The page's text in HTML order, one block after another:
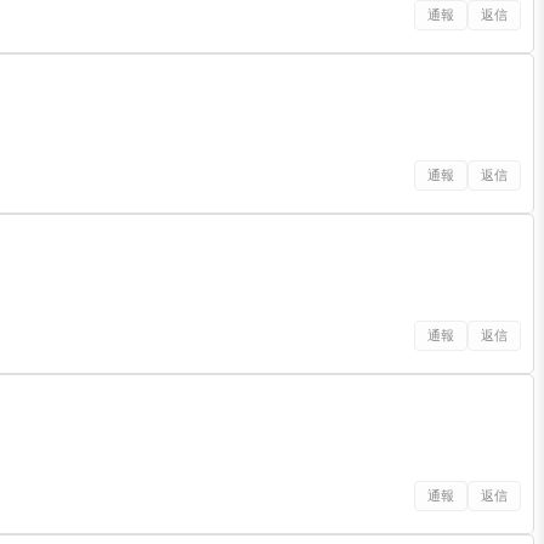
通報 返信
通報 返信
通報 返信
通報 返信